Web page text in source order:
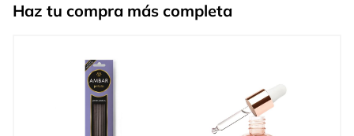
Haz tu compra más completa